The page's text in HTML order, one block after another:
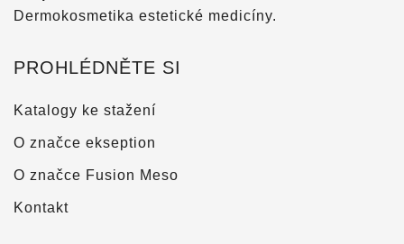
Dermokosmetika estetické medicíny.
PROHLÉDNĚTE SI
Katalogy ke stažení
O značce ekseption
O značce Fusion Meso
Kontakt